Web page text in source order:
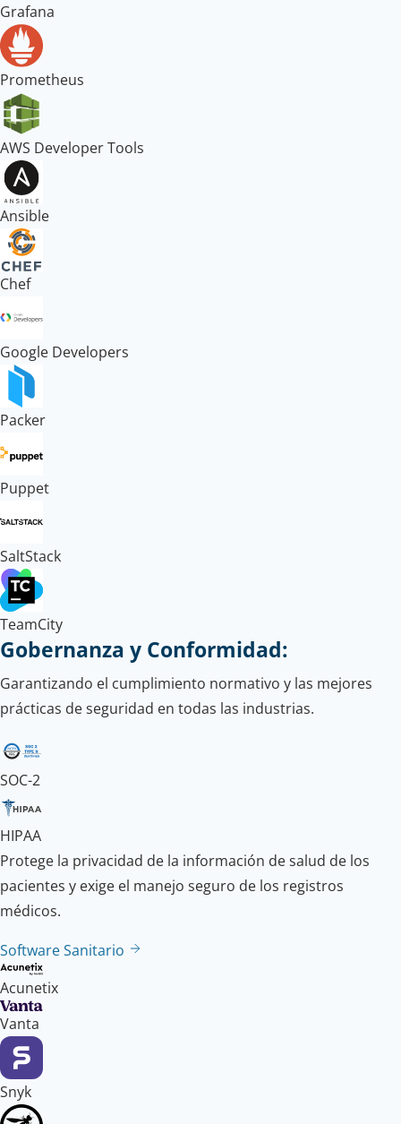
Grafana
Prometheus
AWS Developer Tools
Ansible
Chef
Google Developers
Packer
Puppet
SaltStack
TeamCity
Gobernanza y Conformidad:
Garantizando el cumplimiento normativo y las mejores
prácticas de seguridad en todas las industrias.
SOC-2
HIPAA
Protege la privacidad de la información de salud de los
pacientes y exige el manejo seguro de los registros
médicos.
Software Sanitario
Acunetix
Vanta
Snyk